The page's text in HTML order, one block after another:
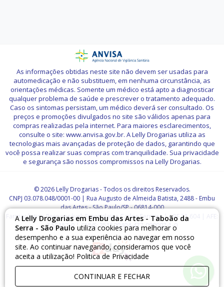
A Lelly Drogarias em Embu das Artes - Taboão da
Serra - São Paulo utiliza cookies para melhorar o
desempenho e a sua experiência ao navegar em nosso
site. Ao continuar navegando, consideramos que você
aceita a utilização! Politica de Privacidade
CONTINUAR E FECHAR
As informações obtidas neste site não devem ser usadas para
automedicação e não substituem, em nenhuma circunstância, as
orientações médicas. Somente um médico está apto a diagnosticar
qualquer problema de saúde e prescrever o tratamento adequado.
Caso os sintomas persistam, um médico deverá ser consultado. Os
preços e promoções divulgados no site são válidos apenas para
compras realizadas pela internet. Para maiores esclarecimentos,
consulte o site: www.anvisa.gov.br. A Lelly Drogarias utiliza as
tecnologias mais avançadas de proteção de dados, garantindo que
você possa realizar suas compras com tranquilidade. Sua privacidade
e segurança são nossos compromissos na Lelly Drogarias.
© 2026 Lelly Drogarias - Todos os direitos Reservados.
CNPJ 03.078.048/0001-00 | Rua Augusto de Almeida Batista, 2488 - Embu
das Artes - São Paulo/SP - 06814-000
Farmacêutico Responsável: Francislaine Carlos Ferreira | CRF 71.604 | AFE:
7.55157-0 | CMVS: 351500404-477-000007-1-0